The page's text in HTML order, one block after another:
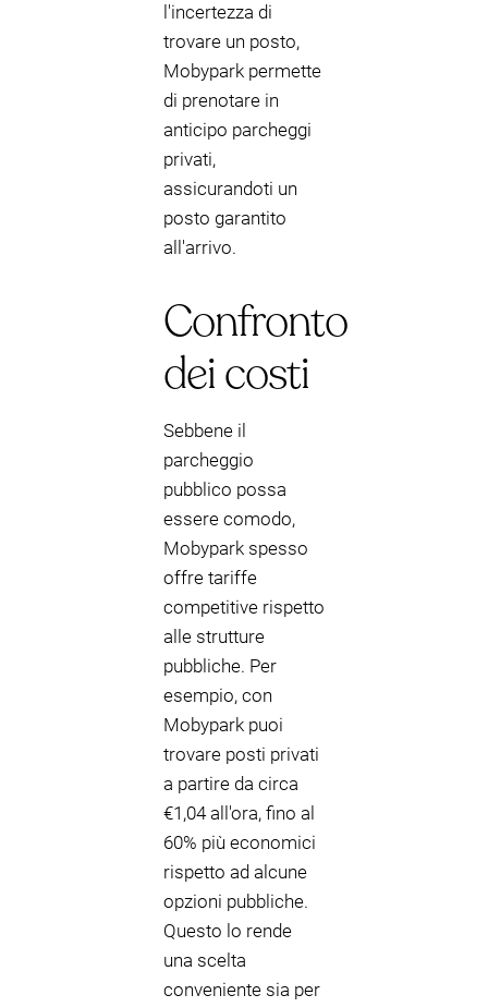
l'incertezza di
trovare un posto,
Mobypark permette
di prenotare in
anticipo parcheggi
privati,
assicurandoti un
posto garantito
all'arrivo.
Confronto
dei costi
Sebbene il
parcheggio
pubblico possa
essere comodo,
Mobypark spesso
offre tariffe
competitive rispetto
alle strutture
pubbliche. Per
esempio, con
Mobypark puoi
trovare posti privati
a partire da circa
€1,04 all'ora, fino al
60% più economici
rispetto ad alcune
opzioni pubbliche.
Questo lo rende
una scelta
conveniente sia per